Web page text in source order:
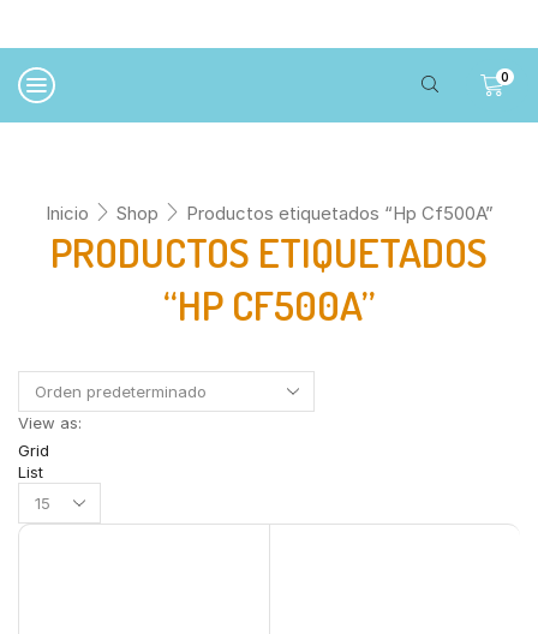
0
Inicio Shop Productos etiquetados “Hp Cf500A”
PRODUCTOS ETIQUETADOS
“HP CF500A”
View as:
Grid
List